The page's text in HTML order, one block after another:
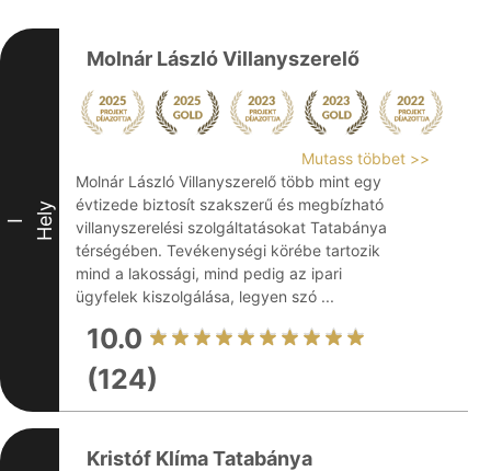
I Hely
Molnár László Villanyszerelő
Mutass többet >>
Molnár László Villanyszerelő több mint egy
évtizede biztosít szakszerű és megbízható
villanyszerelési szolgáltatásokat Tatabánya
térségében. Tevékenységi körébe tartozik
mind a lakossági, mind pedig az ipari
ügyfelek kiszolgálása, legyen szó ...
10.0
(124)
Kristóf Klíma Tatabánya